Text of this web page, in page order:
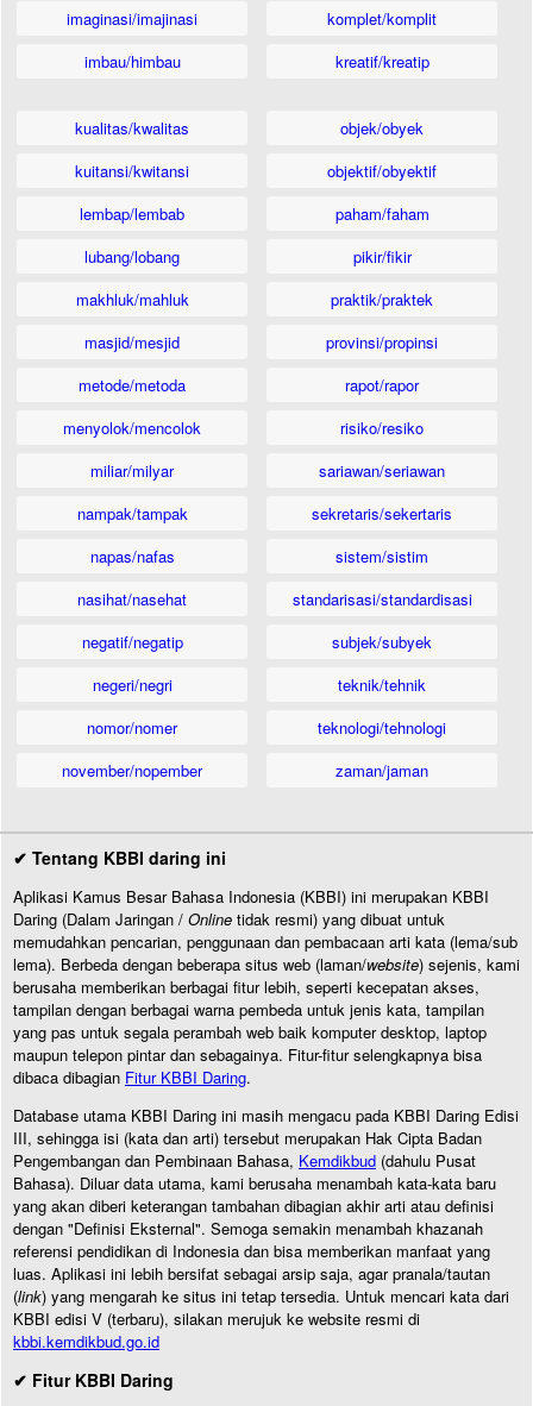
imaginasi/imajinasi
imbau/himbau
komplet/komplit
kreatif/kreatip
kualitas/kwalitas
kuitansi/kwitansi
lembap/lembab
lubang/lobang
makhluk/mahluk
masjid/mesjid
metode/metoda
menyolok/mencolok
miliar/milyar
nampak/tampak
napas/nafas
nasihat/nasehat
negatif/negatip
negeri/negri
nomor/nomer
november/nopember
objek/obyek
objektif/obyektif
paham/faham
pikir/fikir
praktik/praktek
provinsi/propinsi
rapot/rapor
risiko/resiko
sariawan/seriawan
sekretaris/sekertaris
sistem/sistim
standarisasi/standardisasi
subjek/subyek
teknik/tehnik
teknologi/tehnologi
zaman/jaman
✔ Tentang KBBI daring ini
Aplikasi Kamus Besar Bahasa Indonesia (KBBI) ini merupakan KBBI
Daring (Dalam Jaringan / Online tidak resmi) yang dibuat untuk
memudahkan pencarian, penggunaan dan pembacaan arti kata (lema/sub
lema). Berbeda dengan beberapa situs web (laman/website) sejenis, kami
berusaha memberikan berbagai fitur lebih, seperti kecepatan akses,
tampilan dengan berbagai warna pembeda untuk jenis kata, tampilan
yang pas untuk segala perambah web baik komputer desktop, laptop
maupun telepon pintar dan sebagainya. Fitur-fitur selengkapnya bisa
dibaca dibagian Fitur KBBI Daring.
Database utama KBBI Daring ini masih mengacu pada KBBI Daring Edisi
III, sehingga isi (kata dan arti) tersebut merupakan Hak Cipta Badan
Pengembangan dan Pembinaan Bahasa, Kemdikbud (dahulu Pusat
Bahasa). Diluar data utama, kami berusaha menambah kata-kata baru
yang akan diberi keterangan tambahan dibagian akhir arti atau definisi
dengan "Definisi Eksternal". Semoga semakin menambah khazanah
referensi pendidikan di Indonesia dan bisa memberikan manfaat yang
luas. Aplikasi ini lebih bersifat sebagai arsip saja, agar pranala/tautan
(link) yang mengarah ke situs ini tetap tersedia. Untuk mencari kata dari
KBBI edisi V (terbaru), silakan merujuk ke website resmi di
kbbi.kemdikbud.go.id
✔ Fitur KBBI Daring